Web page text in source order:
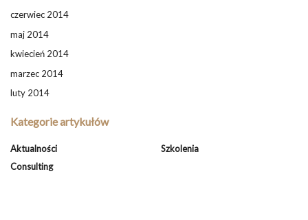
czerwiec 2014
maj 2014
kwiecień 2014
marzec 2014
luty 2014
Kategorie artykułów
Aktualności
Consulting
Szkolenia